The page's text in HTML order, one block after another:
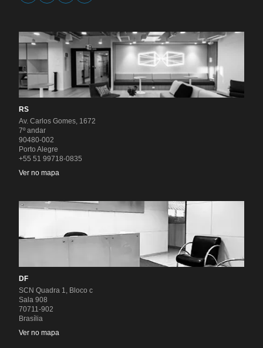
RS
Av. Carlos Gomes, 1672
7º andar
90480-002
Porto Alegre
+55 51 99718-0835
Ver no mapa
DF
SCN Quadra 1, Bloco c
Sala 908
70711-902
Brasília
Ver no mapa